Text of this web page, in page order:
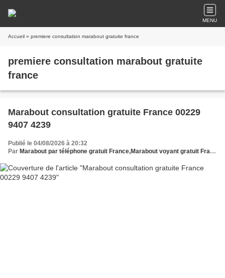
MENU
Accueil » premiere consultation marabout gratuite france
premiere consultation marabout gratuite
france
Marabout consultation gratuite France 00229
9407 4239
Publié le 04/08/2026 à 20:32
Par Marabout par téléphone gratuit France,Marabout voyant gratuit France,Marabout spirituel gratuit France,Marabout africain gratuit France,